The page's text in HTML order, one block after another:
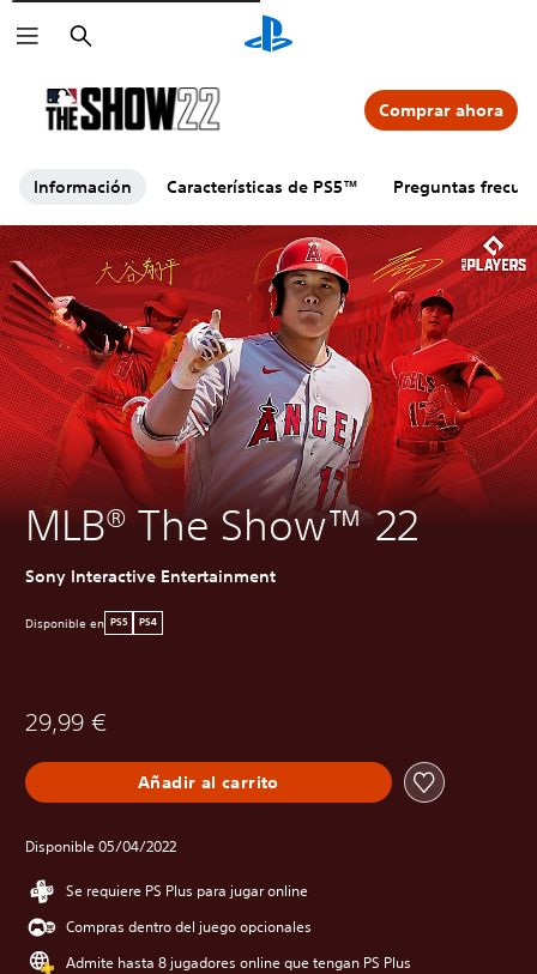
Buscar
Información Características de PS5™ Preguntas
Comprar ahora
MLB® The Show™ 22
Sony Interactive Entertainment
Disponible en PS5 PS4
29,99 €
Añadir al carrito
Disponible 05/04/2022
Se requiere PS Plus para jugar online
Compras dentro del juego opcionales
Admite hasta 8 jugadores online que tengan PS Plus